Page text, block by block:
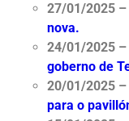
27/01/2025 –
nova.
24/01/2025 –
goberno de
20/01/2025 –
para o